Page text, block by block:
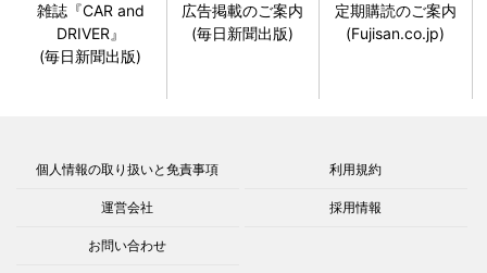
雑誌『CAR and
DRIVER』
(毎日新聞出版)
広告掲載のご案内
(毎日新聞出版)
定期購読のご案内
(Fujisan.co.jp)
個人情報の取り扱いと免責事項 利用規約
運営会社 採用情報
お問い合わせ